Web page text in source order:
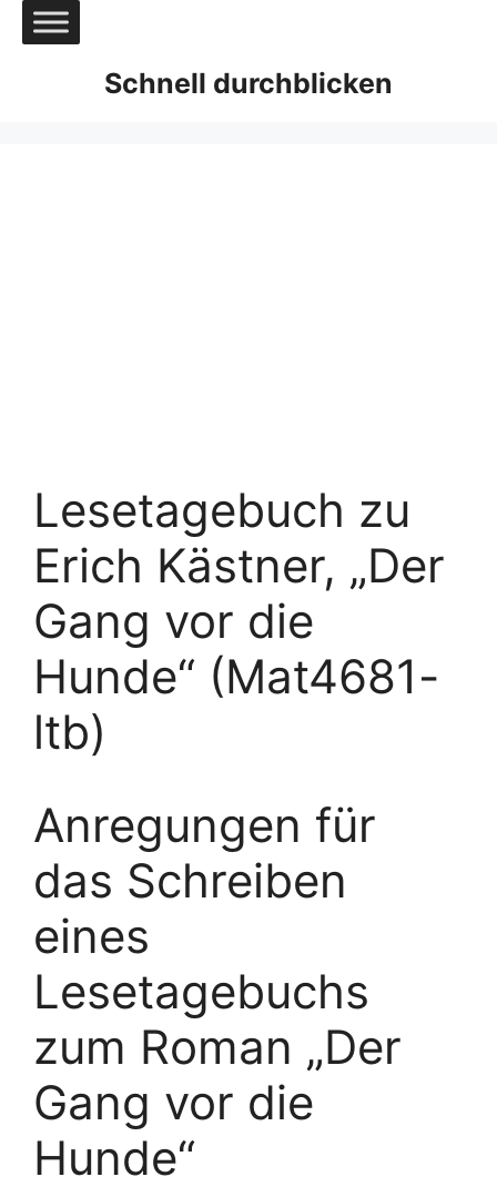
Zum
Inhalt
Schnell durchblicken
Lesetagebuch zu
Erich Kästner, „Der
Gang vor die
Hunde“ (Mat4681-
ltb)
Anregungen für
das Schreiben
eines
Lesetagebuchs
zum Roman „Der
Gang vor die
Hunde“